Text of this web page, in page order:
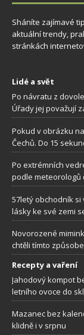
Sháníte zajímavé
aktuální trendy,
stránkách
Lidé a svět
Po návratu z
Úřady jej považují
Pokud v obrázku
Čechů. Do 15
Po extrémních
podle meteorologů
57letý obchodník si
lásky ke své zemi
Novorozené
chtěli tímto
Recepty a vaření
Jahodový kompot
letního ovoce do
Mazanec bez
klidně i v srpnu